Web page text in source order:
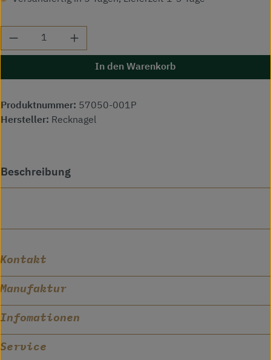
Produkt Anzahl: Gib den gewünschten
In den Warenkorb
Produktnummer: 57050-001P
Hersteller: Recknagel
Beschreibung
Kontakt
Manufaktur
Infomationen
Service